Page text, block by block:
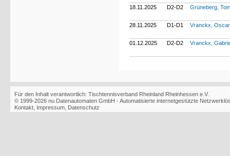
18.11.2025 D2-D2 Grüneberg,
28.11.2025 D1-D1 Vranckx,
01.12.2025 D2-D2 Vranckx,
Für den Inhalt verantwortlich: Tischtennisverband Rheinland Rheinhessen e.V.
© 1999-2026 nu Datenautomaten GmbH - Automatisierte internetgestützte
Kontakt Impressum Datenschutz